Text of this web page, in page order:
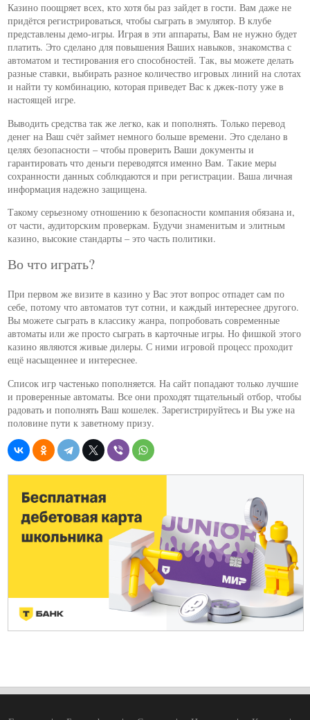
Казино поощряет всех, кто хотя бы раз зайдет в гости. Вам даже не
придётся регистрироваться, чтобы сыграть в эмулятор. В клубе
представлены демо-игры. Играя в эти аппараты, Вам не нужно будет
платить. Это сделано для повышения Ваших навыков, знакомства с
автоматом и тестирования его способностей. Так, вы можете делать
разные ставки, выбирать разное количество игровых линий на слотах
и найти ту комбинацию, которая приведет Вас к джек-поту уже в
настоящей игре.
Выводить средства так же легко, как и пополнять. Только перевод
денег на Ваш счёт займет немного больше времени. Это сделано в
целях безопасности – чтобы проверить Ваши документы и
гарантировать что деньги переводятся именно Вам. Такие меры
сохранности данных соблюдаются и при регистрации. Ваша личная
информация надежно защищена.
Такому серьезному отношению к безопасности компания обязана и,
от части, аудиторским проверкам. Будучи знаменитым и элитным
казино, высокие стандарты – это часть политики.
Во что играть?
При первом же визите в казино у Вас этот вопрос отпадет сам по
себе, потому что автоматов тут сотни, и каждый интереснее другого.
Вы можете сыграть в классику жанра, попробовать современные
автоматы или же просто сыграть в карточные игры. Но фишкой этого
казино являются живые дилеры. С ними игровой процесс проходит
ещё насыщеннее и интереснее.
Список игр частенько пополняется. На сайт попадают только лучшие
и проверенные автоматы. Все они проходят тщательный отбор, чтобы
радовать и пополнять Ваш кошелек. Зарегистрируйтесь и Вы уже на
половине пути к заветному призу.